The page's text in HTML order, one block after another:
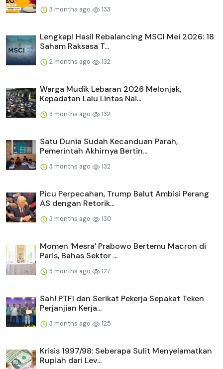
3 months ago 133
Lengkap! Hasil Rebalancing MSCI Mei 2026: 18
Saham Raksasa T...
2 months ago 132
Warga Mudik Lebaran 2026 Melonjak,
Kepadatan Lalu Lintas Nai...
3 months ago 132
Satu Dunia Sudah Kecanduan Parah,
Pemerintah Akhirnya Bertin...
3 months ago 132
Picu Perpecahan, Trump Balut Ambisi Perang
AS dengan Retorik...
3 months ago 130
Momen 'Mesra' Prabowo Bertemu Macron di
Paris, Bahas Sektor ...
3 months ago 127
Sah! PTFI dan Serikat Pekerja Sepakat Teken
Perjanjian Kerja...
3 months ago 125
Krisis 1997/98: Seberapa Sulit Menyelamatkan
Rupiah dari Lev...